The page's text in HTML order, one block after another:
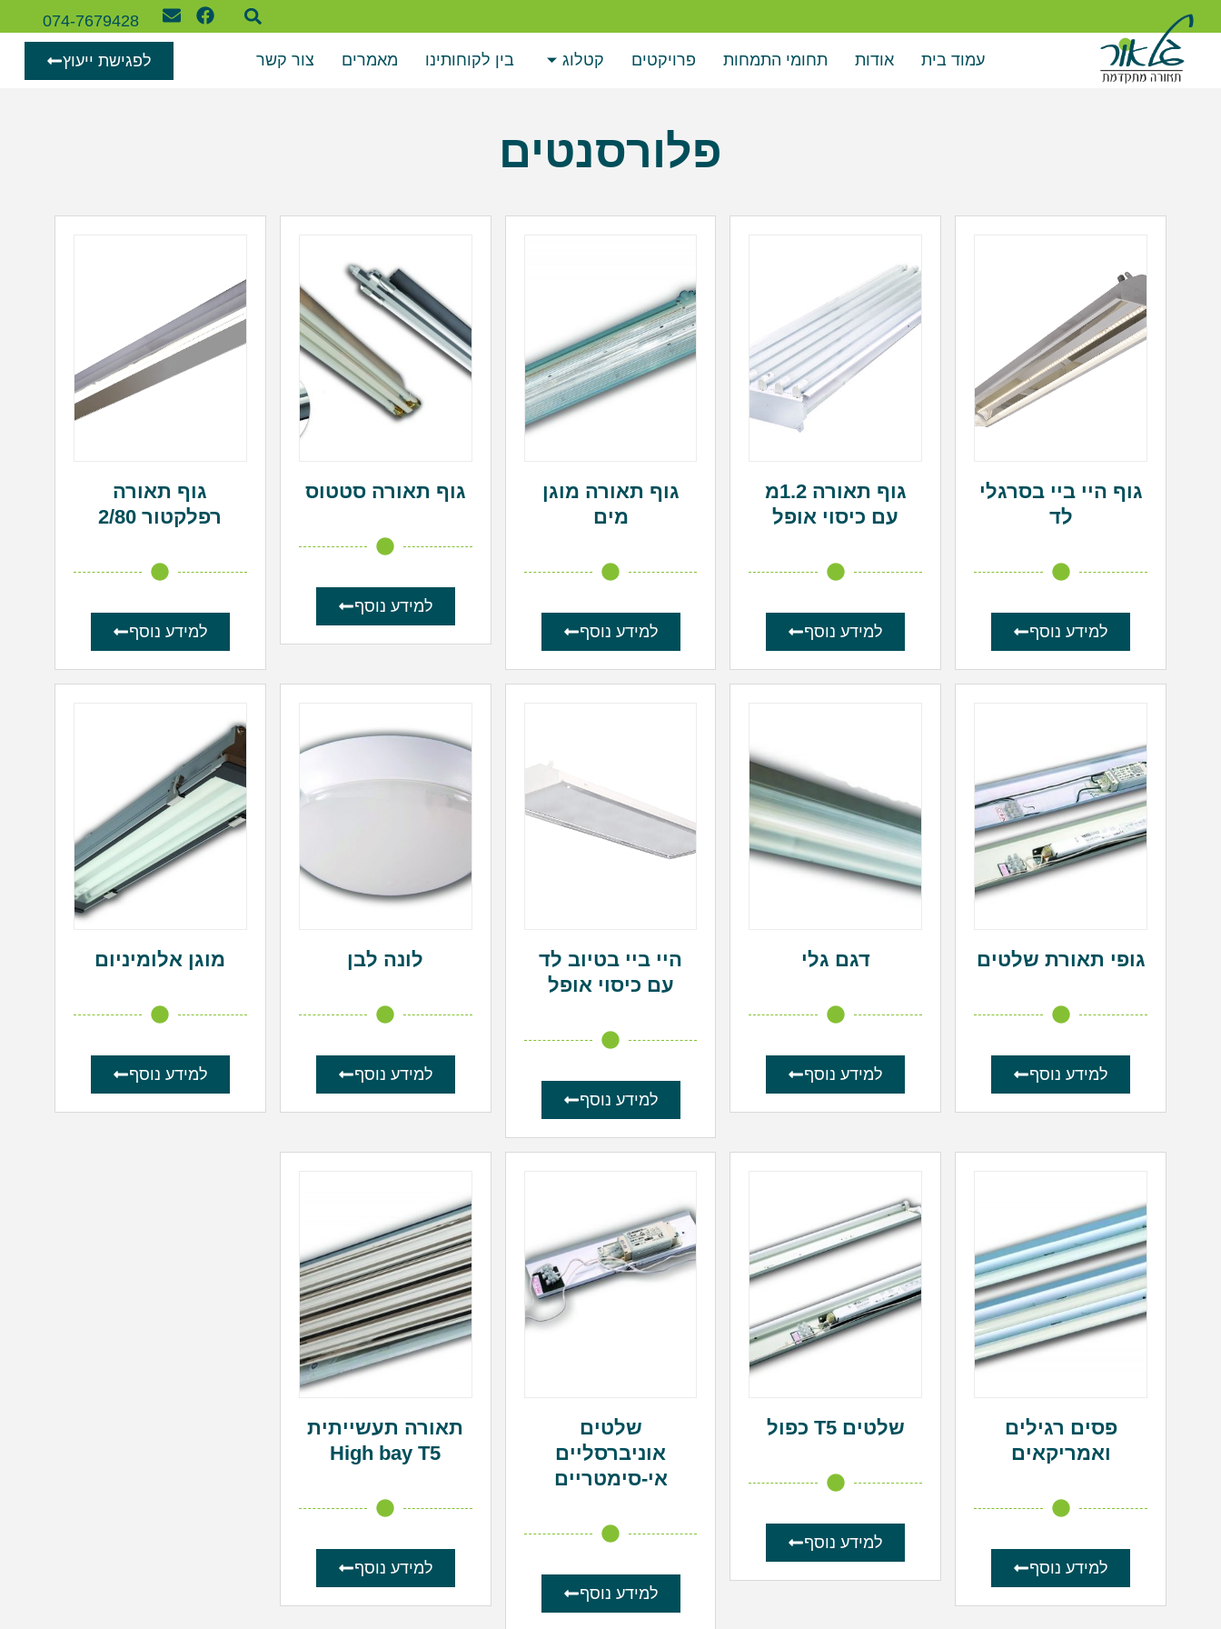
074-7679428
עמוד בית אודות תחומי התמחות פרויקטים קטלוג בין לקוחותינו מאמרים צור קשר לפגישת ייעוץ
פלורסנטים
גוף היי ביי בסרגלי
לד
למידע נוסף
גוף תאורה 1.2מ
עם כיסוי אופל
למידע נוסף
גוף תאורה מוגן
מים
למידע נוסף
גוף תאורה סטטוס
למידע נוסף
גוף תאורה
רפלקטור 2/80
למידע נוסף
גופי תאורת שלטים
למידע נוסף
דגם גלי
למידע נוסף
היי ביי בטיוב לד
עם כיסוי אופל
למידע נוסף
לונה לבן
למידע נוסף
מוגן אלומיניום
למידע נוסף
פסים רגילים
ואמריקאים
למידע נוסף
שלטים T5 כפול
למידע נוסף
שלטים
אוניברסליים
אי-סימטריים
למידע נוסף
תאורה תעשייתית
High bay T5
למידע נוסף